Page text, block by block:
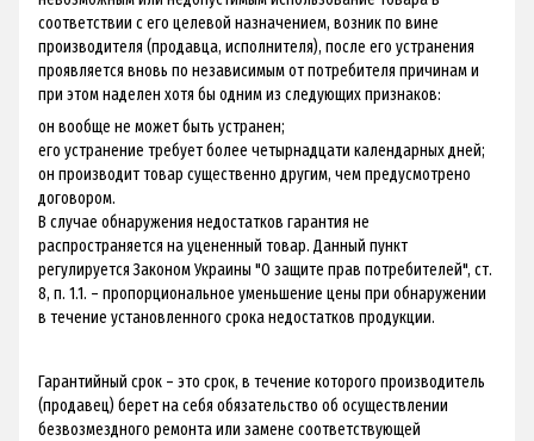
соответствии с его целевой назначением, возник по вине
производителя (продавца, исполнителя), после его устранения
проявляется вновь по независимым от потребителя причинам и
при этом наделен хотя бы одним из следующих признаков:
он вообще не может быть устранен;
его устранение требует более четырнадцати календарных дней;
он производит товар существенно другим, чем предусмотрено
договором.
В случае обнаружения недостатков гарантия не
распространяется на уцененный товар. Данный пункт
регулируется Законом Украины "О защите прав потребителей", ст.
8, п. 1.1. – пропорциональное уменьшение цены при обнаружении
в течение установленного срока недостатков продукции.
Гарантийный срок – это срок, в течение которого производитель
(продавец) берет на себя обязательство об осуществлении
безвозмездного ремонта или замене соответствующей